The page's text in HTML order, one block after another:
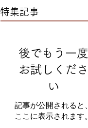
特集記事
後でもう一度
お試しくださ
い
記事が公開されると、
ここに表示されます。